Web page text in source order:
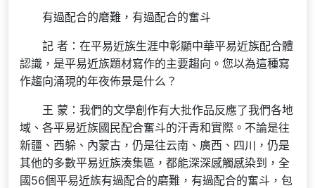
有過配合的磨難，有過配合的奮斗
記 者：在平易近族生涯中彰顯中華平易近族配合體
認識，是平易近族題材寫作的主要趨向。您以為這種寫
作趨向涌現的年夜佈景是什么？
王 蒙：我們的文學創作有大批作品反應了我們各地
域、各平易近族國民配合奮斗的汗青和實際。不論是往
新疆、西躲、內蒙古，仍是往云南、廣西、四川，仍是
其他的多數平易近族湊集區，都能深深感觸感染到，全
國56個平易近族有過配合的磨難，有過配合的奮斗，包